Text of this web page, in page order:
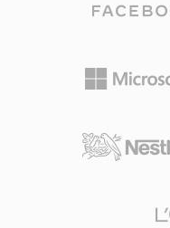
WAVとAIFFに移
ーカイブには依
から320 kbpsの
ができます。こ
バイス互換性、
を介した実用的
タブルデバイス